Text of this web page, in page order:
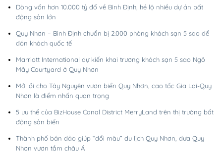
Dòng vốn hơn 10.000 tỷ đổ về Bình Định, hé lộ nhiều dự án bất
động sản lớn
Quy Nhơn – Bình Định chuẩn bị 2.000 phòng khách sạn 5 sao để
đón khách quốc tế
Marriott International dự kiến khai trương khách sạn 5 sao Ngô
Mây Courtyard ở Quy Nhơn
Mở lối cho Tây Nguyên vươn biển Quy Nhơn, cao tốc Gia Lai-Quy
Nhơn là điểm nhấn quan trọng
5 ưu thế của BizHouse Canal District MerryLand trên thị trường bất
động sản biển
Thành phố bán đảo giúp “đổi màu” du lịch Quy Nhơn, đưa Quy
Nhơn vươn tầm châu Á